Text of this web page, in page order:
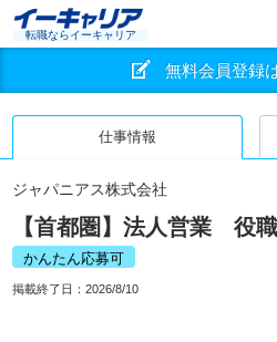
転職ならイーキャリア
無料会員登録
仕事情報
ジャパニアス株式会社
【首都圏】法人営業 役
かんたん応募可
掲載終了日： 2026/8/10